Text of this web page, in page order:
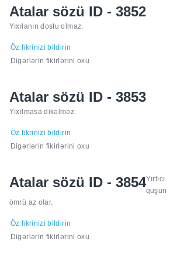
Atalar sözü ID - 3852
Yıxılanın dostu olmaz.
Öz fikrinizi bildirin
Digərlərin fikirlərini oxu
Atalar sözü ID - 3853
Yıxılmasa dikəlməz.
Öz fikrinizi bildirin
Digərlərin fikirlərini oxu
Atalar sözü ID - 3854Yırtıcı
quşun
ömrü az olar.
Öz fikrinizi bildirin
Digərlərin fikirlərini oxu